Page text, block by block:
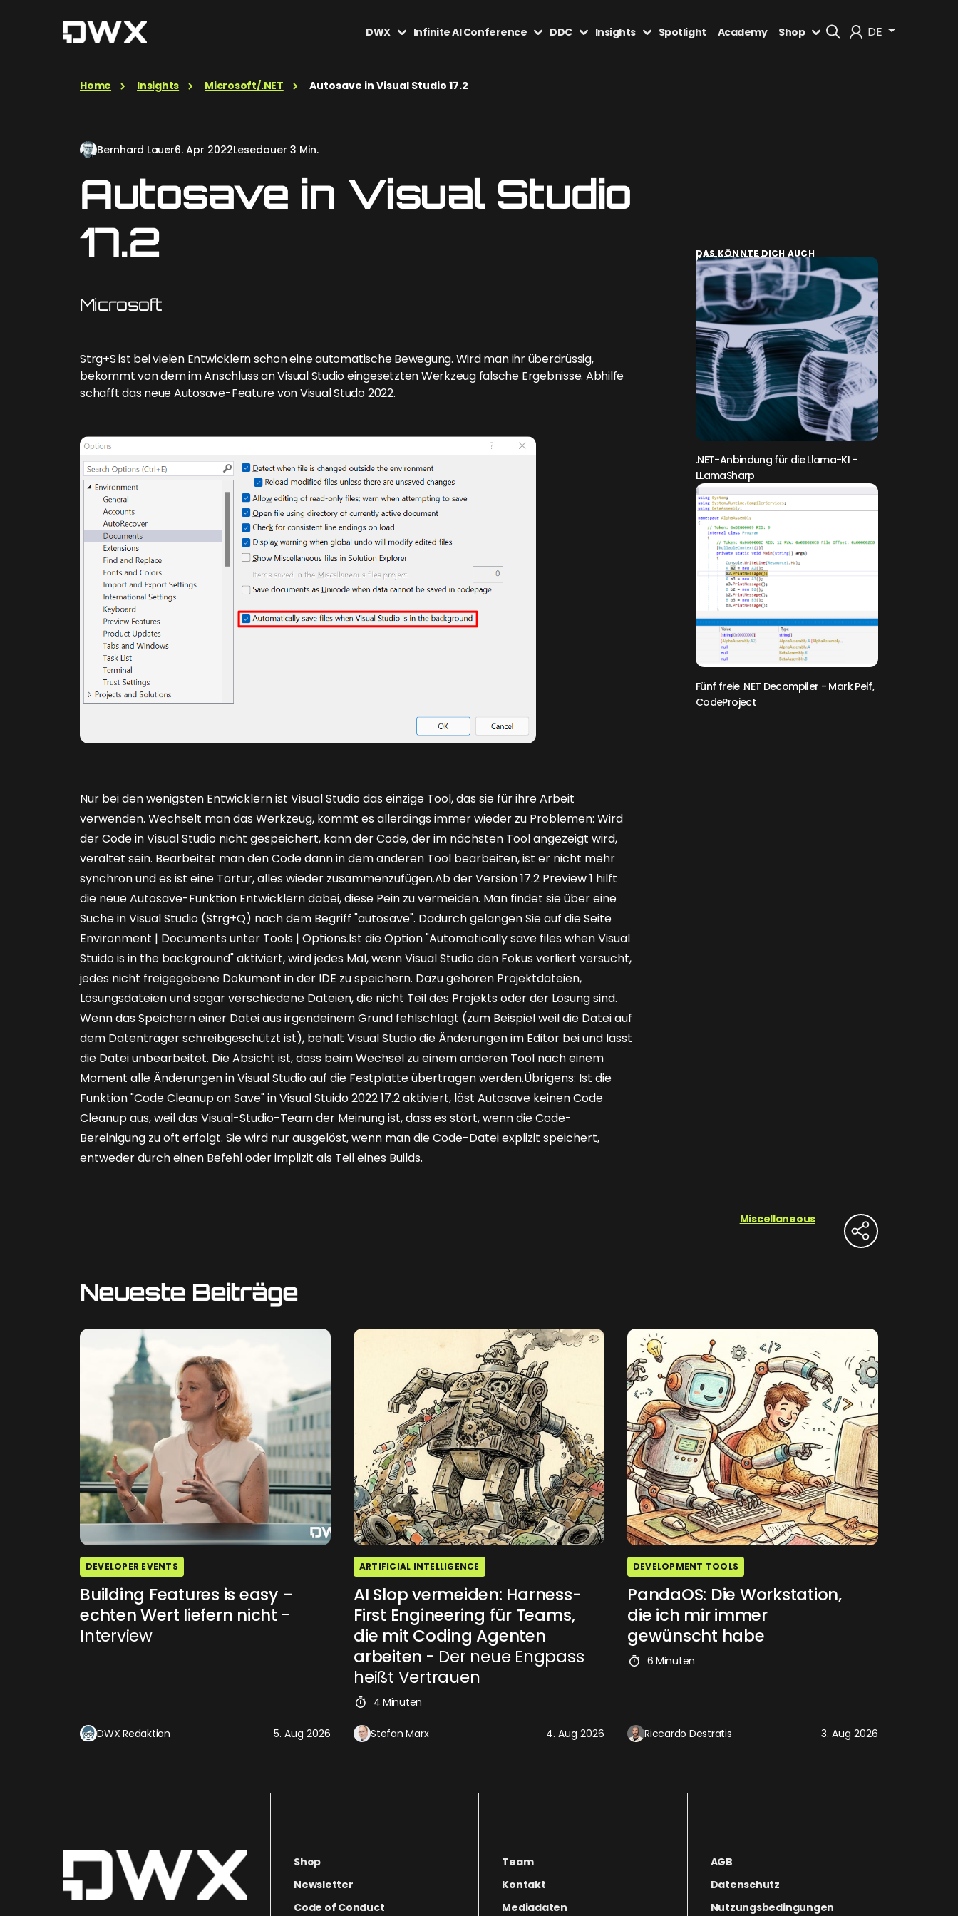
DE
DWX Infinite AI Conference DDC Insights Spotlight Academy Shop
Home Insights Microsoft/.NET Autosave in Visual Studio 17.2
Bernhard Lauer6. Apr 2022Lesedauer 3 Min.
Autosave in Visual Studio
17.2
Microsoft
Strg+S ist bei vielen Entwicklern schon eine automatische Bewegung. Wird man ihr überdrüssig,
bekommt von dem im Anschluss an Visual Studio eingesetzten Werkzeug falsche Ergebnisse. Abhilfe
schafft das neue Autosave-Feature von Visual Studo 2022.
Nur bei den wenigsten Entwicklern ist Visual Studio das einzige Tool, das sie für ihre Arbeit
verwenden. Wechselt man das Werkzeug, kommt es allerdings immer wieder zu Problemen: Wird
der Code in Visual Studio nicht gespeichert, kann der Code, der im nächsten Tool angezeigt wird,
veraltet sein. Bearbeitet man den Code dann in dem anderen Tool bearbeiten, ist er nicht mehr
synchron und es ist eine Tortur, alles wieder zusammenzufügen.Ab der Version 17.2 Preview 1 hilft
die neue Autosave-Funktion Entwicklern dabei, diese Pein zu vermeiden. Man findet sie über eine
Suche in Visual Studio (Strg+Q) nach dem Begriff "autosave". Dadurch gelangen Sie auf die Seite
Environment | Documents unter Tools | Options.Ist die Option "Automatically save files when Visual
Stuido is in the background" aktiviert, wird jedes Mal, wenn Visual Studio den Fokus verliert versucht,
jedes nicht freigegebene Dokument in der IDE zu speichern. Dazu gehören Projektdateien,
Lösungsdateien und sogar verschiedene Dateien, die nicht Teil des Projekts oder der Lösung sind.
Wenn das Speichern einer Datei aus irgendeinem Grund fehlschlägt (zum Beispiel weil die Datei auf
dem Datenträger schreibgeschützt ist), behält Visual Studio die Änderungen im Editor bei und lässt
die Datei unbearbeitet. Die Absicht ist, dass beim Wechsel zu einem anderen Tool nach einem
Moment alle Änderungen in Visual Studio auf die Festplatte übertragen werden.Übrigens: Ist die
Funktion "Code Cleanup on Save" in Visual Stuido 2022 17.2 aktiviert, löst Autosave keinen Code
Cleanup aus, weil das Visual-Studio-Team der Meinung ist, dass es stört, wenn die Code-
Bereinigung zu oft erfolgt. Sie wird nur ausgelöst, wenn man die Code-Datei explizit speichert,
entweder durch einen Befehl oder implizit als Teil eines Builds.
DAS KÖNNTE DICH AUCH
INTERESSIEREN:
.NET-Anbindung für die Llama-KI -
LLamaSharp
Fünf freie .NET Decompiler - Mark Pelf,
CodeProject
Miscellaneous
Neueste Beiträge
DEVELOPER EVENTS
Building Features is easy –
echten Wert liefern nicht -
Interview
DWX Redaktion 5. Aug 2026
ARTIFICIAL INTELLIGENCE
AI Slop vermeiden: Harness-
First Engineering für Teams,
die mit Coding Agenten
arbeiten - Der neue Engpass
heißt Vertrauen
4 Minuten
Stefan Marx 4. Aug 2026
DEVELOPMENT TOOLS
PandaOS: Die Workstation,
die ich mir immer
gewünscht habe
6 Minuten
Riccardo Destratis 3. Aug 2026
Shop
Newsletter
Code of Conduct
Team
Kontakt
Mediadaten
AGB
Datenschutz
Nutzungsbedingungen